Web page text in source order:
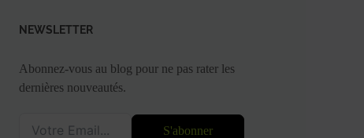
NEWSLETTER
Abonnez-vous au blog pour ne pas rater les
dernières nouveautés.
S'abonner